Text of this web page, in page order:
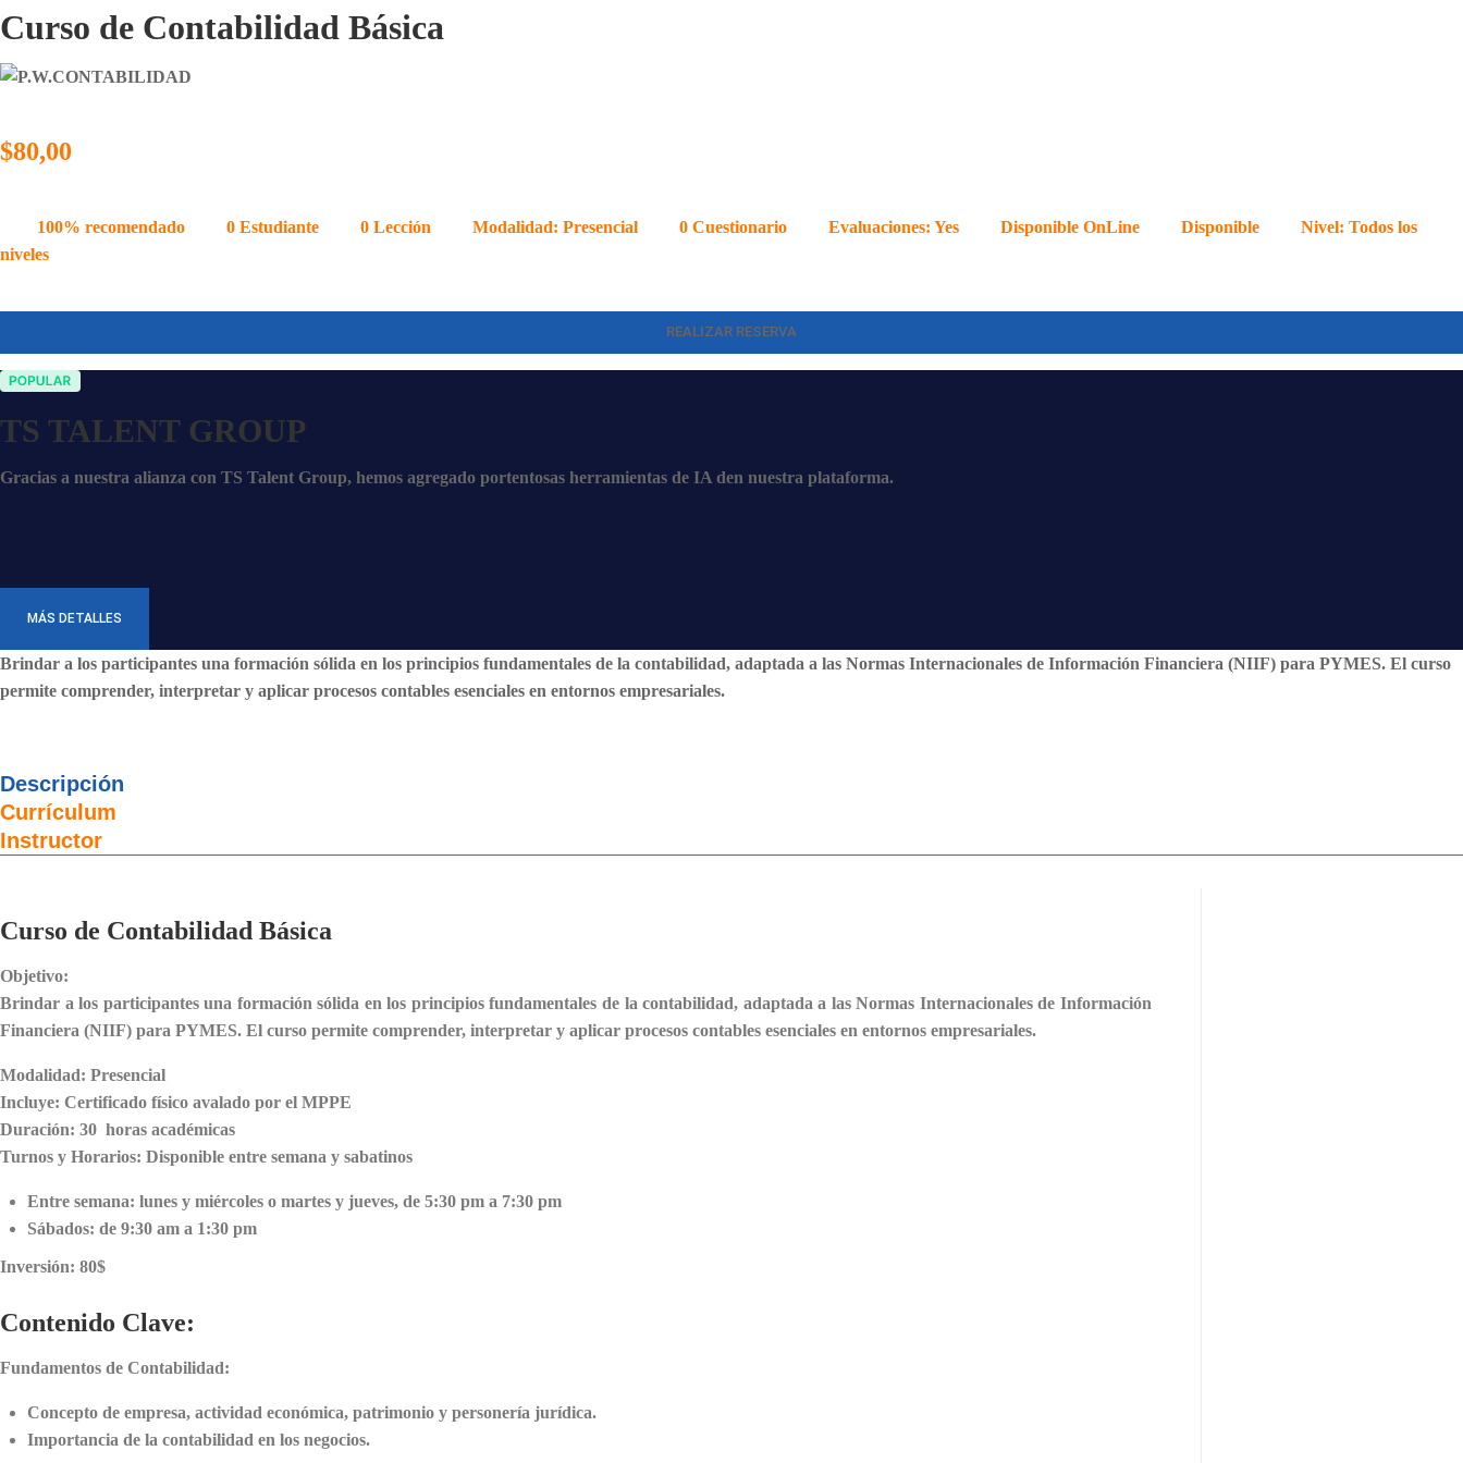
Curso de Contabilidad Básica
$80,00
100% recomendado 0 Estudiante 0 Lección Modalidad: Presencial 0 Cuestionario Evaluaciones: Yes Disponible OnLine Disponible Nivel: Todos los
niveles
REALIZAR RESERVA
TS TALENT GROUP
Gracias a nuestra alianza con TS Talent Group, hemos agregado portentosas herramientas de IA den nuestra plataforma.
MÁS DETALLES
Brindar a los participantes una formación sólida en los principios fundamentales de la contabilidad, adaptada a las Normas Internacionales de Información Financiera (NIIF) para PYMES. El curso
permite comprender, interpretar y aplicar procesos contables esenciales en entornos empresariales.
Descripción
Currículum
Instructor
Curso de Contabilidad Básica
Objetivo:
Brindar a los participantes una formación sólida en los principios fundamentales de la contabilidad, adaptada a las Normas Internacionales de Información
Financiera (NIIF) para PYMES. El curso permite comprender, interpretar y aplicar procesos contables esenciales en entornos empresariales.
Modalidad: Presencial
Incluye: Certificado físico avalado por el MPPE
Duración: 30 horas académicas
Turnos y Horarios: Disponible entre semana y sabatinos
Entre semana: lunes y miércoles o martes y jueves, de 5:30 pm a 7:30 pm
Sábados: de 9:30 am a 1:30 pm
Inversión: 80$
Contenido Clave:
Fundamentos de Contabilidad:
Concepto de empresa, actividad económica, patrimonio y personería jurídica.
Importancia de la contabilidad en los negocios.